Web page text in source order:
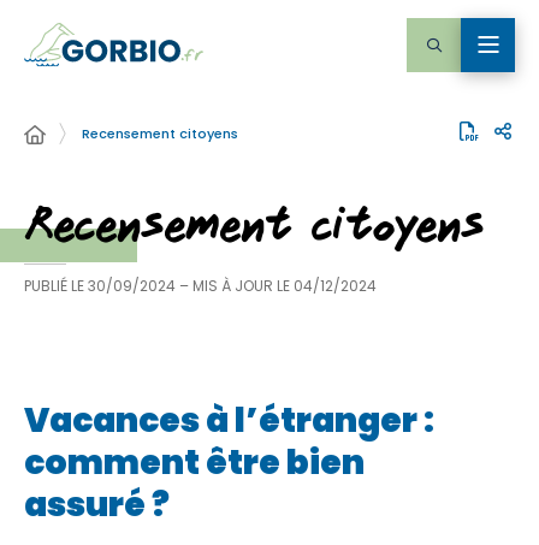
Recensement citoyens
Recensement citoyens
PUBLIÉ LE30/09/2024 – MIS À JOUR LE 04/12/2024
Vacances à l’étranger :
comment être bien
assuré ?